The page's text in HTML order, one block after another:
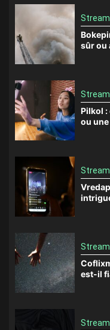
sûr ou
Pilkol :
ou
est-il